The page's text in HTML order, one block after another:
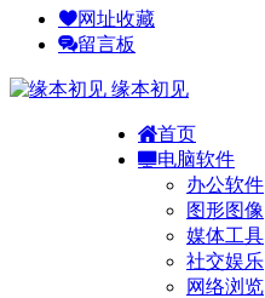
网址收藏
留言板
缘本初见
首页
电脑软件
办公软件
图形图像
媒体工具
社交娱乐
网络浏览